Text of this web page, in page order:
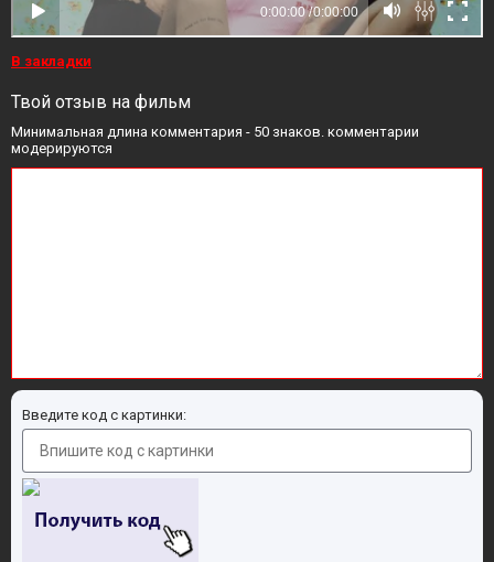
В закладки
Твой отзыв на фильм
Минимальная длина комментария - 50 знаков. комментарии
модерируются
Введите код с картинки: